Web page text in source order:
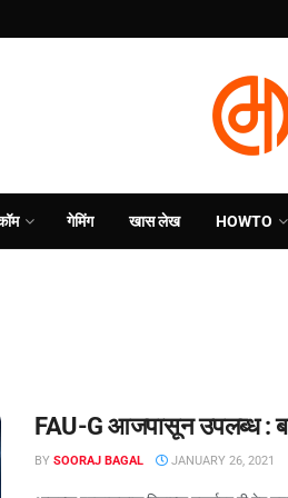
गेमिंग खास लेख HOWTO
FAU-G आजपासून उपलब्ध :
BY SOORAJ BAGAL JANUARY 26, 2021